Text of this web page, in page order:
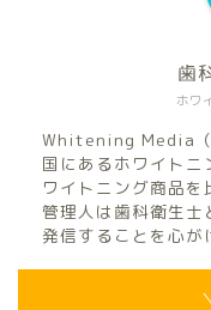
ホワ
歯
Whitening Media（
国にあるホワイト
ワイトニング商品を
管理人は歯科衛生士
発信することを心が